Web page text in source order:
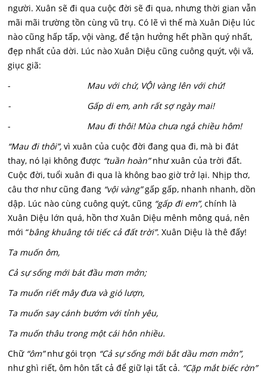
người. Xuân sẽ đi qua cuộc đời sẽ đi qua, nhưng thời gian vẫn
mãi mãi trường tồn cùng vũ trụ. Có lẽ vì thế mà Xuân Diệu lúc
nào cũng hấp tấp, vội vàng, để tận hưởng hết phần quý nhất,
đẹp nhất của dời. Lúc nào Xuân Diệu cũng cuông quýt, vội vã,
giục giã:
- Mau với chứ, VỘI vàng lên với chứ!
- Gấp di em, anh rất sợ ngày mai!
- Mau đi thôi! Mùa chưa ngả chiều hôm!
“Mau đi thôi”, vì xuân của cuộc đời đang qua đi, mà bi đát
thay, nó lại không được “tuần hoàn”như xuân của trời đất.
Cuộc đời, tuổi xuân đi qua là không bao giờ trở lại. Nhịp thơ,
câu thơ như cũng đang “vội vàng”gấp gấp, nhanh nhanh, dồn
dập. Lúc nào cùng cuông quýt, cũng “gấp đi em”,chính là
Xuân Diệu lớn quá, hồn thơ Xuân Diệu mênh mông quá, nên
mới “bâng khuâng tôi tiếc cả đất trời”. Xuân Diệu là thê đấy!
Ta muốn ôm,
Cả sự sống mới bát đầu mơn mởn;
Ta muốn riết mây đưa và gió lượn,
Ta muốn say cánh bướm với tỉnh yêu,
Ta muốn thâu trong một cái hôn nhiều.
Chữ “ôm”như gói trọn “Cả sự sống mới bắt dầu mơn mởn”,
như ghì riết, ôm hôn tất cả để giữ lại tất cả. “Cặp mắt biếc rờn”